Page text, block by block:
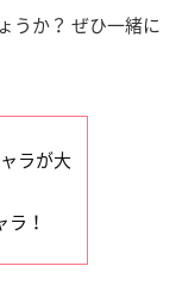
うか？ ぜひ一緒に
ラが大
！